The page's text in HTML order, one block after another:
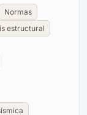
Normas
estructural